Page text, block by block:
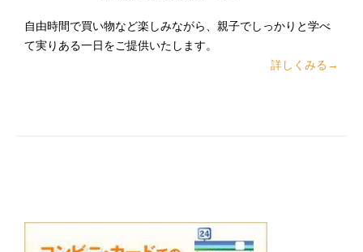
自由時間で買い物など楽しみながら、親子でしっかりと学べ
て実りある一日をご提供いたします。
詳しくみる→